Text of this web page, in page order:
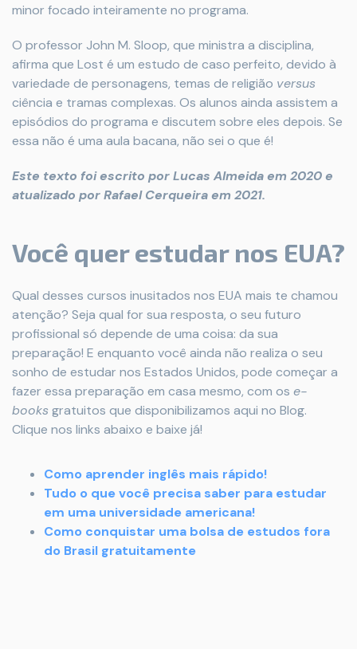
minor focado inteiramente no programa.
O professor John M. Sloop, que ministra a disciplina,
afirma que Lost é um estudo de caso perfeito, devido à
variedade de personagens, temas de religião versus
ciência e tramas complexas. Os alunos ainda assistem a
episódios do programa e discutem sobre eles depois. Se
essa não é uma aula bacana, não sei o que é!
Este texto foi escrito por Lucas Almeida em 2020 e
atualizado por Rafael Cerqueira em 2021.
Você quer estudar nos EUA?
Qual desses cursos inusitados nos EUA mais te chamou
atenção? Seja qual for sua resposta, o seu futuro
profissional só depende de uma coisa: da sua
preparação! E enquanto você ainda não realiza o seu
sonho de estudar nos Estados Unidos, pode começar a
fazer essa preparação em casa mesmo, com os e-
books gratuitos que disponibilizamos aqui no Blog.
Clique nos links abaixo e baixe já!
Como aprender inglês mais rápido!
Tudo o que você precisa saber para estudar
em uma universidade americana!
Como conquistar uma bolsa de estudos fora
do Brasil gratuitamente